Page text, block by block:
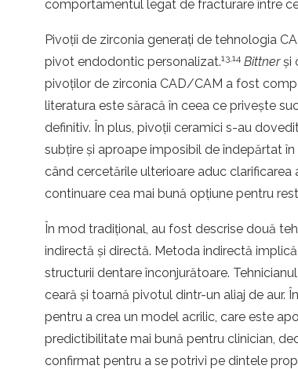
comportamentul legat de fracturare între
Pivoții de zirconia generați de tehnologia
pivot endodontic personalizat.13,14 Bittnerși
pivoților de zirconia CAD/CAM a fost
literatura este săracă în ceea ce privește
definitiv. În plus, pivoții ceramici s-au
subțire și aproape imposibil de îndepărtat
când cercetările ulterioare aduc
continuare cea mai bună opțiune pentru
În mod tradițional, au fost descrise două
indirectă și directă. Metoda indirectă
structurii dentare înconjurătoare.
ceară și toarnă pivotul dintr-un aliaj de aur.
pentru a crea un model acrilic, care este
predictibilitate mai bună pentru clinician,
confirmat pentru a se potrivi pe dintele